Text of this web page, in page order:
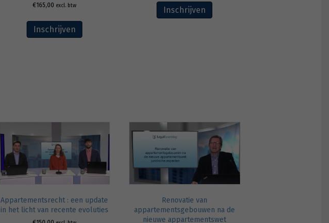
€165,00 excl. btw
Inschrijven
Inschrijven
Appartementsrecht : een update
in het licht van recente evoluties
Renovatie van
appartementsgebouwen na de
nieuwe appartementswet